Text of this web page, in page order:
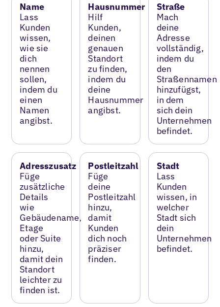
Name
Lass
Kunden
wissen,
wie sie
dich
nennen
sollen,
indem du
einen
Namen
angibst.
Hausnummer
Hilf
Kunden,
deinen
genauen
Standort
zu finden,
indem du
deine
Hausnummer
angibst.
Straße
Mach
deine
Adresse
vollständig,
indem du
den
Straßennamen
hinzufügst,
in dem
sich dein
Unternehmen
befindet.
Adresszusatz
Füge
zusätzliche
Details
wie
Gebäudename,
Etage
oder Suite
hinzu,
damit dein
Standort
leichter zu
finden ist.
Postleitzahl
Füge
deine
Postleitzahl
hinzu,
damit
Kunden
dich noch
präziser
finden.
Stadt
Lass
Kunden
wissen, in
welcher
Stadt sich
dein
Unternehmen
befindet.